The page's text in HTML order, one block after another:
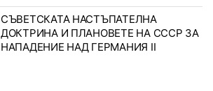
СЪВЕТСКАТА НАСТЪПАТЕЛНА
ДОКТРИНА И ПЛАНОВЕТЕ НА СССР ЗА
НАПАДЕНИЕ НАД ГЕРМАНИЯ II